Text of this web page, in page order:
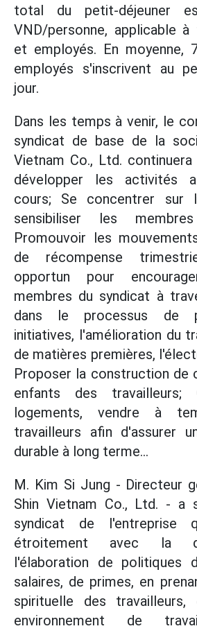
total du petit-déjeuner
VND/personne, applicable
et employés. En moyenne,
employés s'inscrivent au
jour.
Dans les temps à venir, le
syndicat de base de la
Vietnam Co., Ltd.
développer les activités
cours; Se concentrer sur
sensibiliser les
Promouvoir les
de récompense
opportun pour
membres du syndicat à
dans le processus de
initiatives, l'amélioration du
de matières premières,
Proposer la construction de
enfants des travailleurs;
logements, vendre à
travailleurs afin d'assurer
durable à long terme...
M. Kim Si Jung - Directeur
Shin Vietnam Co., Ltd. - a
syndicat de l'entreprise
étroitement avec la
l'élaboration de politiques
salaires, de primes, en
spirituelle des travailleurs,
environnement de